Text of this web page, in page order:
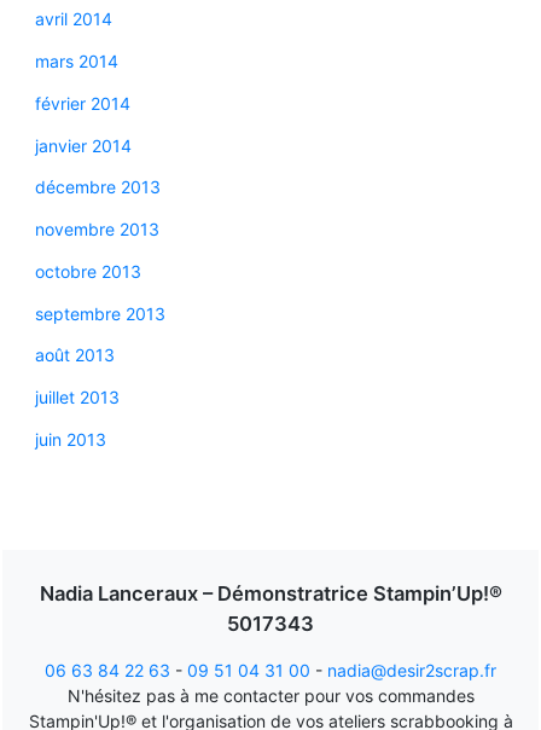
avril 2014
mars 2014
février 2014
janvier 2014
décembre 2013
novembre 2013
octobre 2013
septembre 2013
août 2013
juillet 2013
juin 2013
Nadia Lanceraux – Démonstratrice Stampin’Up!®
5017343
06 63 84 22 63 - 09 51 04 31 00 - nadia@desir2scrap.fr
N'hésitez pas à me contacter pour vos commandes
Stampin'Up!® et l'organisation de vos ateliers scrabbooking à